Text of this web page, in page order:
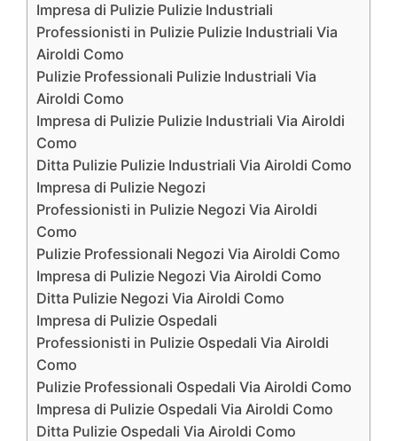
Impresa di Pulizie Pulizie Industriali
Professionisti in Pulizie Pulizie Industriali Via
Airoldi Como
Pulizie Professionali Pulizie Industriali Via
Airoldi Como
Impresa di Pulizie Pulizie Industriali Via Airoldi
Como
Ditta Pulizie Pulizie Industriali Via Airoldi Como
Impresa di Pulizie Negozi
Professionisti in Pulizie Negozi Via Airoldi
Como
Pulizie Professionali Negozi Via Airoldi Como
Impresa di Pulizie Negozi Via Airoldi Como
Ditta Pulizie Negozi Via Airoldi Como
Impresa di Pulizie Ospedali
Professionisti in Pulizie Ospedali Via Airoldi
Como
Pulizie Professionali Ospedali Via Airoldi Como
Impresa di Pulizie Ospedali Via Airoldi Como
Ditta Pulizie Ospedali Via Airoldi Como